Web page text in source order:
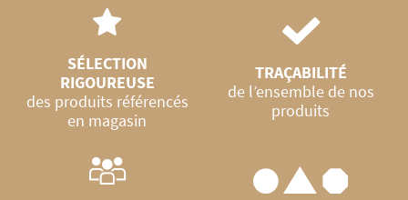
SÉLECTION
RIGOUREUSE
des produits référencés
en magasin
TRAÇABILITÉ
de l’ensemble de nos
produits